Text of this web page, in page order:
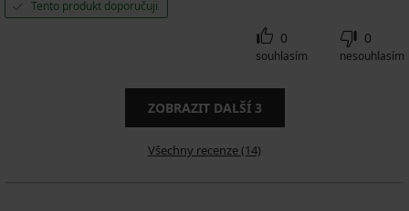
Tento produkt doporučuji
0
souhlasím
0
nesouhlasím
ZOBRAZIT DALŠÍ 3
Všechny recenze (14)